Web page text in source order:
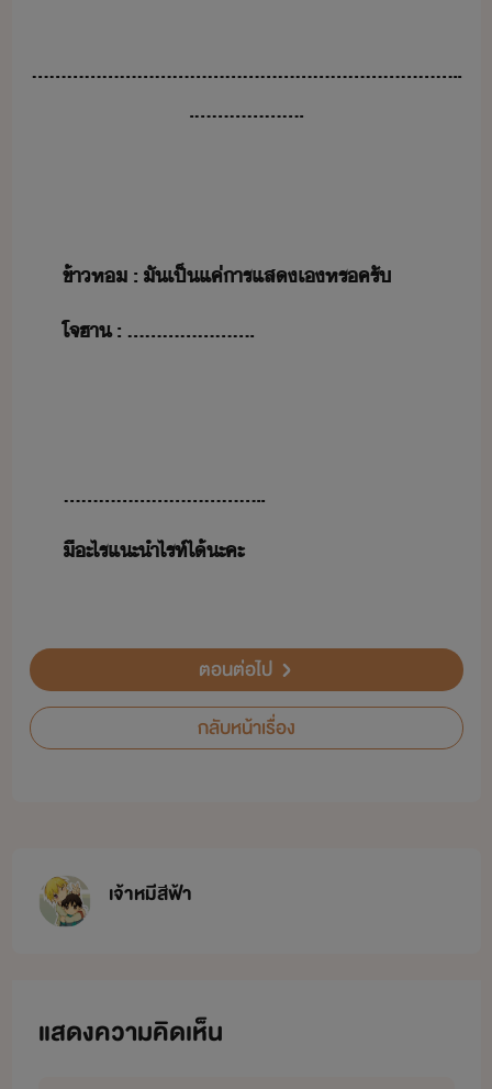
..........................................................................
....................
​ข้า​ห​ ​ :​ ​ ​ั​เป็​แค่​ารแส​เ​หร​ครั​
​โจ​ฮา​​ ​:​ ​......................
...................................
​ี​ะไร​แะำ​ไรท์​ไ้​ะคะ​
ตอนต่อไป
กลับหน้าเรื่อง
เจ้าหมีสีฟ้า
แสดงความคิดเห็น